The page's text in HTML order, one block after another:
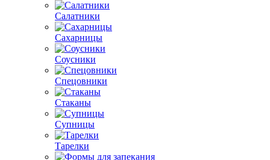
Салатники
Сахарницы
Соусники
Спецовники
Стаканы
Супницы
Тарелки